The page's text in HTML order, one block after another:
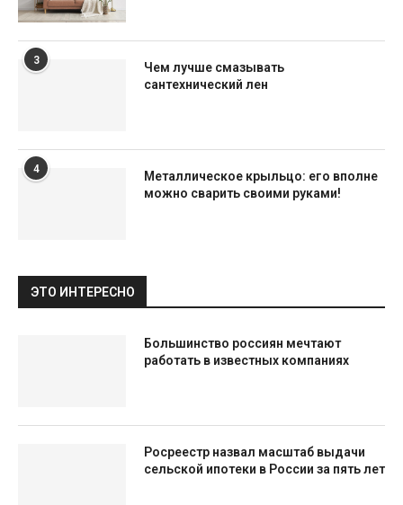
3
Чем лучше смазывать
сантехнический лен
4
Металлическое крыльцо: его вполне
можно сварить своими руками!
ЭТО ИНТЕРЕСНО
Большинство россиян мечтают
работать в известных компаниях
Росреестр назвал масштаб выдачи
сельской ипотеки в России за пять лет